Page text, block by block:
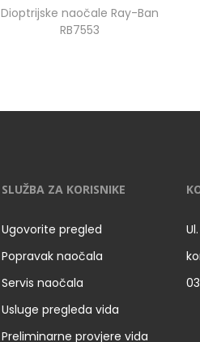
Dioptrijske naočale Ray-Ban
RB7553
SLUŽBA ZA KORISNIKE
Ugovorite pregled
Popravak naočala
Servis naočala
Usluge pregleda vida
Preliminarne provjere vida